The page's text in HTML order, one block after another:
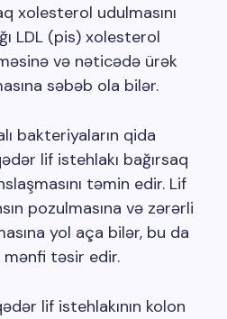
xolesterol udulmasını
LDL (pis) xolesterol
və nəticədə ürək
səbəb ola bilər.
bakteriyaların qida
lif istehlakı bağırsaq
təmin edir. Lif
pozulmasına və zərərli
yol aça bilər, bu da
mənfi təsir edir.
lif istehlakının kolon